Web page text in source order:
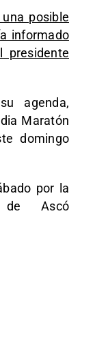
posible
informado
presidente
agenda,
Maratón
domingo
por la
de Ascó